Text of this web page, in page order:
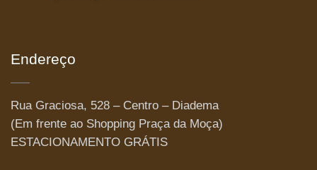
Endereço
Rua Graciosa, 528 – Centro – Diadema
(Em frente ao Shopping Praça da Moça)
ESTACIONAMENTO GRÁTIS